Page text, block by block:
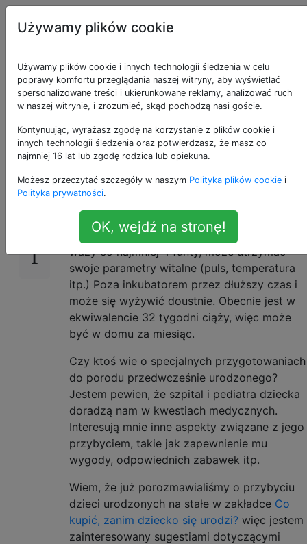
Rodzicielstwo
Jak przygotować
dom na przybycie
wcześniaka?
16
Mój syn urodził się przedwcześnie kilka
wszystko pójdzie dobrze, opuści szpital, gdy
osiągnie równowartość 36 tygodni ciąży,
waży co najmniej 4 funty, może utrzymać
swoje parametry witalne (puls, temperatura
itp.) Poza inkubatorem przez dłuższy czas i
może się wyżywić doustnie. Obecnie jest w
ekwiwalencie 32 tygodni ciąży, więc może
być w domu za miesiąc.
Czy ktoś wie o specjalnych przygotowaniach
do porodu przedwcześnie urodzonego?
Jestem pewien, że szpital i pediatra dziecka
doradzą nam w kwestiach medycznych.
Interesują mnie inne aspekty związane z jego
przybyciem, takie jak zapewnienie mu
wygody, odpowiednich zabawek itp.
Wiem, że już porozmawialiśmy o przybyciu
dzieci urodzonych na stałe w zakładce Co
kupić, zanim dziecko się urodzi? więc jestem
zainteresowany sugestiami dotyczącymi
Używamy plików cookie
Używamy plików cookie i innych technologii śledzenia w celu
poprawy komfortu przeglądania naszej witryny, aby wyświetlać
spersonalizowane treści i ukierunkowane reklamy, analizować ruch
w naszej witrynie, i zrozumieć, skąd pochodzą nasi goście.
Kontynuując, wyrażasz zgodę na korzystanie z plików cookie i
innych technologii śledzenia oraz potwierdzasz, że masz co
najmniej 16 lat lub zgodę rodzica lub opiekuna.
Możesz przeczytać szczegóły w naszym Polityka plików cookie i
Polityka prywatności.
OK, wejdź na stronę!